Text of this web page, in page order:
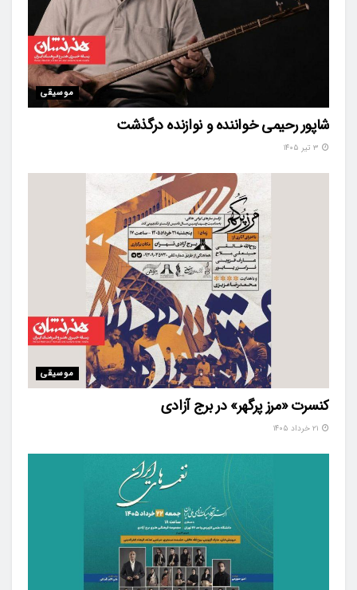
موسیقی
شاپور رحیمی خواننده و نوازنده درگذشت
موسیقی
کنسرت «مرز پرگهر» در برج آزادی